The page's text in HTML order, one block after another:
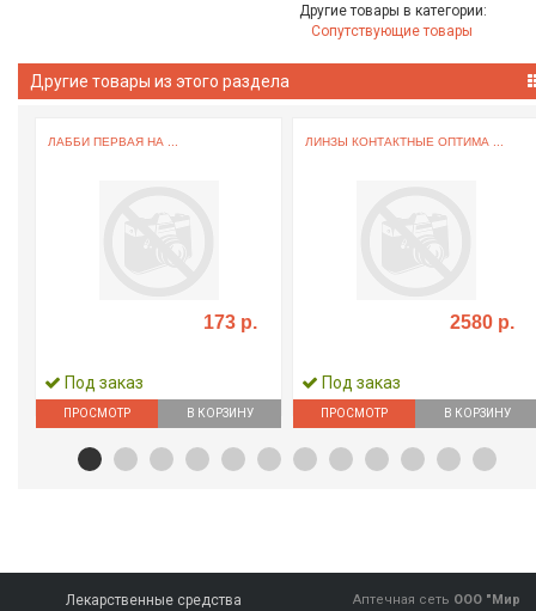
Другие товары в категории:
Сопутствующие товары
Другие товары из этого раздела
ЛАББИ ПЕРВАЯ НА ...
173 р.
Под заказ
ПРОСМОТР В КОРЗИНУ
ЛИНЗЫ КОНТАКТНЫЕ ОПТИМА ...
2580 р.
Под заказ
ПРОСМОТР В КОРЗИНУ
Лекарственные средства Аптечная сеть ООО "Мир